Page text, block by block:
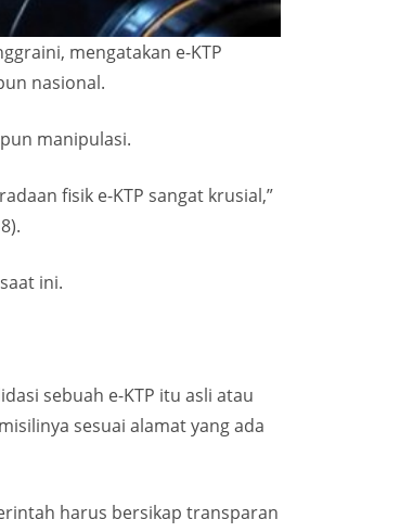
mengatakan e-KTP
nasional.
manipulasi.
fisik e-KTP sangat krusial,”
ini.
sebuah e-KTP itu asli atau
sesuai alamat yang ada
harus bersikap transparan